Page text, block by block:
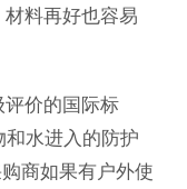
料再好也容易
价的国际标
水进入的防护
商如果有户外使